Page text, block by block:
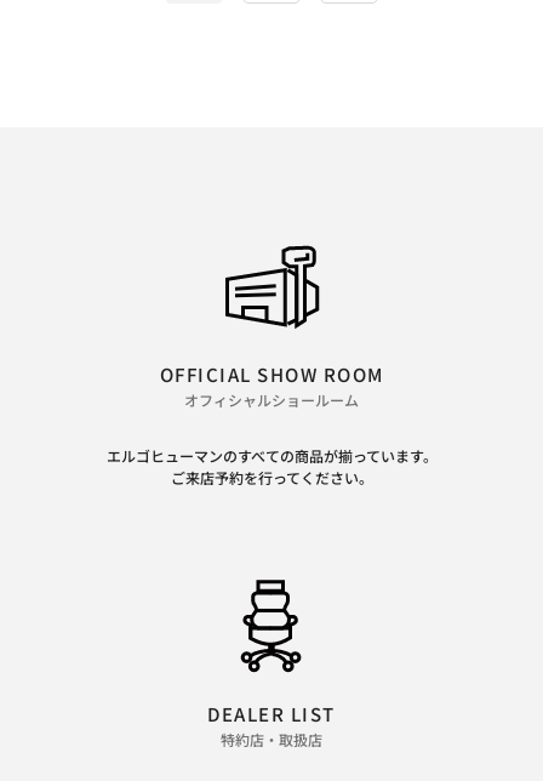
OFFICIAL SHOW ROOM
オフィシャルショールーム
エルゴヒューマンのすべての商品が揃っています。
ご来店予約を行ってください。
DEALER LIST
特約店・取扱店